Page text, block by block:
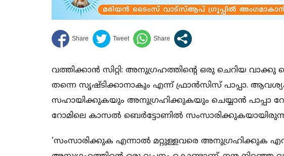
വത്തിക്കാന്‍ സിറ്റി: അനുഗ്രഹത്തിന്റെ ഒരു ചെറിയ
തന്നെ സൃഷ്ടിക്കാനാകും എന്ന് ഫ്രാന്‍സിസ് പാപ്പാ.
സഹായിക്കുകയും അനുഗ്രഹിക്കുകയും ചെയ്യാന്‍ പാപ്പാ
റോമിലെ കാസല്‍ ബെര്‍ട്ടോണില്‍
‘സംസാരിക്കുക എന്നാല്‍ മറ്റുള്ളവരെ അനുഗ്രഹിക്കുക